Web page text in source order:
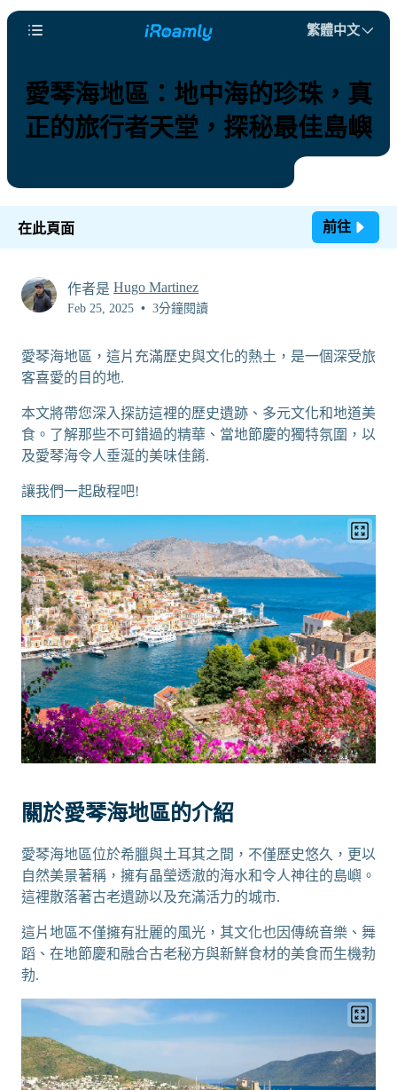
繁體中文
愛琴海地區：地中海的珍珠，真
正的旅行者天堂，探秘最佳島嶼
在此頁面 前往
作者是 Hugo Martinez
Feb 25, 2025 • 3分鐘閱讀
愛琴海地區，這片充滿歷史與文化的熱土，是一個深受旅
客喜愛的目的地.
本文將帶您深入探訪這裡的歷史遺跡、多元文化和地道美
食。了解那些不可錯過的精華、當地節慶的獨特氛圍，以
及愛琴海令人垂涎的美味佳餚.
讓我們一起啟程吧!
關於愛琴海地區的介紹
愛琴海地區位於希臘與土耳其之間，不僅歷史悠久，更以
自然美景著稱，擁有晶瑩透澈的海水和令人神往的島嶼。
這裡散落著古老遺跡以及充滿活力的城市.
這片地區不僅擁有壯麗的風光，其文化也因傳統音樂、舞
蹈、在地節慶和融合古老秘方與新鮮食材的美食而生機勃
勃.